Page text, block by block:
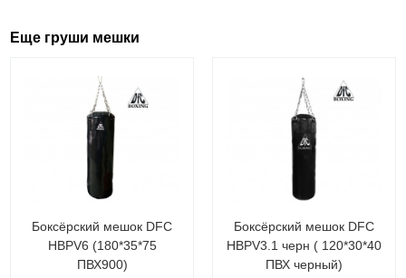
Еще груши мешки
Боксёрский мешок DFC
HBPV6 (180*35*75
ПВХ900)
Боксёрский мешок DFC
HBPV3.1 черн ( 120*30*40
ПВХ черный)